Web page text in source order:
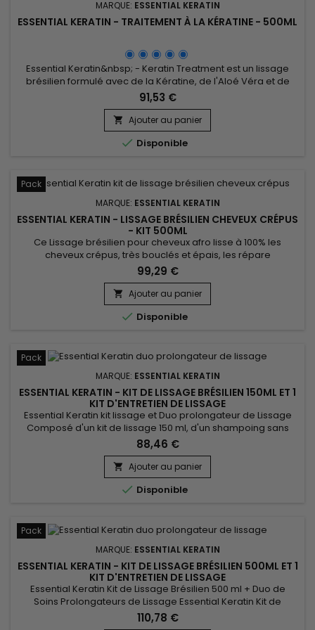
MARQUE: ESSENTIAL KERATIN
ESSENTIAL KERATIN - TRAITEMENT À LA KÉRATINE - 500ML
Essential Keratin&nbsp; - Keratin Treatment est un lissage
brésilien formulé avec de la Kératine, de l'Aloé Véra et de
l'huile de Macadamia pour réparer le cheveu jusqu’au
cortex, lui donner raideur, souplesse et brillance ! Conçu pour
des cheveux très bouclés, frisés, crépus, le lissage brésilien
Essential Keratin réduit le volume, contrôle les...
91,53 €
 Ajouter au panier
 Disponible
Pack
MARQUE: ESSENTIAL KERATIN
ESSENTIAL KERATIN - LISSAGE BRÉSILIEN CHEVEUX CRÉPUS
- KIT 500ML
Ce Lissage brésilien pour cheveux afro lisse à 100% les
cheveux crépus, très bouclés et épais, les répare
instantanément, renforce la tige capillaire, stoppe la casse et
régénère les cheveux. Enrichi en protéines de Soie, phyto-
kératine et beurre de Karité, Essential Keratin Lissage
Brésilien cheveux crépus agit au cœur de la fibre capillaire
pour...
99,29 €
 Ajouter au panier
 Disponible
Pack
MARQUE: ESSENTIAL KERATIN
ESSENTIAL KERATIN - KIT DE LISSAGE BRÉSILIEN 150ML ET 1
KIT D'ENTRETIEN DE LISSAGE
Essential Keratin kit lissage et Duo prolongateur de Lissage
Composé d'un kit de lissage 150 ml, d'un shampoing sans
sulfates sans sodium et d'un après-shampoing à la kératine
et aux protéines de soie.&nbsp; Le lissage brésilien pour
cheveux crépus et le duo prolongateur de lissage lisse les
cheveux, et amplifie l'effet de votre lissage brésilien,...
88,46 €
 Ajouter au panier
 Disponible
Pack
MARQUE: ESSENTIAL KERATIN
ESSENTIAL KERATIN - KIT DE LISSAGE BRÉSILIEN 500ML ET 1
KIT D'ENTRETIEN DE LISSAGE
Essential Keratin Kit de Lissage Brésilien 500 ml + Duo de
Soins Prolongateurs de Lissage Essential Keratin Kit de
Lissage Brésilien 500 ml est proposé ici avec un Shampoing
sans sulfates et un Après-shampoing à la Kératine et aux
110,78 €